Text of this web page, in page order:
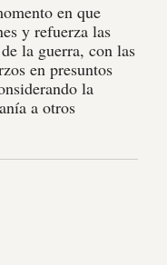
en que
y refuerza las
la guerra, con las
en presuntos
la
a otros